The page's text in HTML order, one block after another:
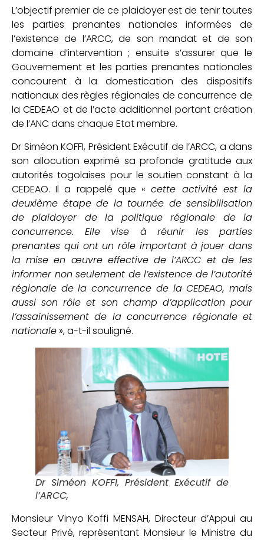
L’objectif premier de ce plaidoyer est de tenir toutes
les parties prenantes nationales informées de
l’existence de l’ARCC, de son mandat et de son
domaine d’intervention ; ensuite s’assurer que le
Gouvernement et les parties prenantes nationales
concourent à la domestication des dispositifs
nationaux des règles régionales de concurrence de
la CEDEAO et de l’acte additionnel portant création
de l’ANC dans chaque Etat membre.
Dr Siméon KOFFI, Président Exécutif de l’ARCC, a dans
son allocution exprimé sa profonde gratitude aux
autorités togolaises pour le soutien constant à la
CEDEAO. Il a rappelé que «cette activité est la
deuxième étape de la tournée de sensibilisation
de plaidoyer de la politique régionale de la
concurrence. Elle vise à réunir les parties
prenantes qui ont un rôle important à jouer dans
la mise en œuvre effective de l’ARCC et de les
informer non seulement de l’existence de l’autorité
régionale de la concurrence de la CEDEAO, mais
aussi son rôle et son champ d’application pour
l’assainissement de la concurrence régionale et
nationale », a-t-il souligné.
Dr Siméon KOFFI, Président Exécutif de
l’ARCC,
Monsieur Vinyo Koffi MENSAH, Directeur d’Appui au
Secteur Privé, représentant Monsieur le Ministre du